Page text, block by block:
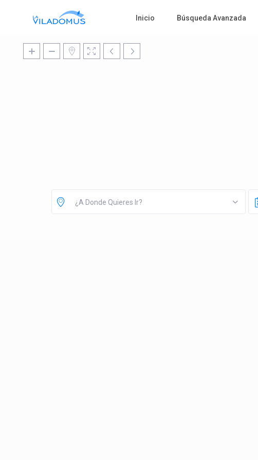
Inicio Búsqueda Avanzada
¿A Donde Quieres Ir?